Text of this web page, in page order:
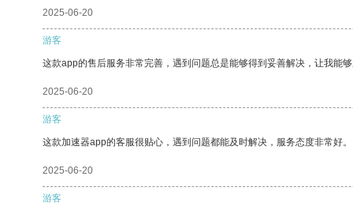
2025-06-20
游客
这款app的售后服务非常完善，遇到问题总是能够得到妥善解决，让我能够
2025-06-20
游客
这款加速器app的客服很贴心，遇到问题都能及时解决，服务态度非常好。
2025-06-20
游客